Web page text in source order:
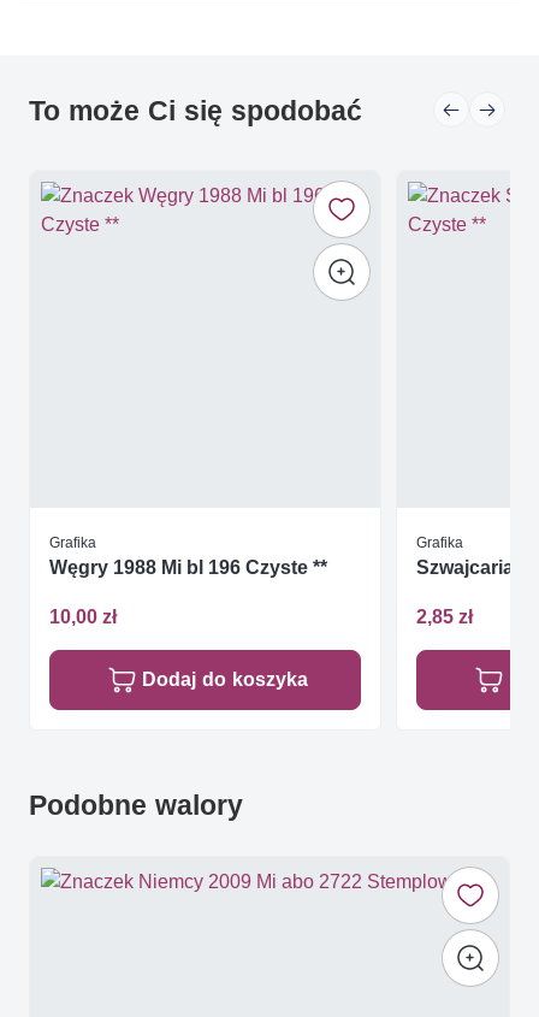
To może Ci się spodobać
Grafika
Węgry 1988 Mi bl 196 Czyste **
10,00 zł
Dodaj do koszyka
Grafika
Szwajcaria
2,85 zł
Podobne walory